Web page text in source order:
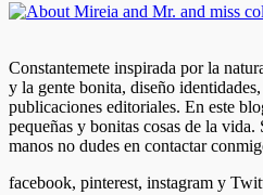
Constantemete inspirada por la
y la gente bonita, diseño
publicaciones editoriales. En este
pequeñas y bonitas cosas de la
manos no dudes en contactar
facebook, pinterest, instagram y